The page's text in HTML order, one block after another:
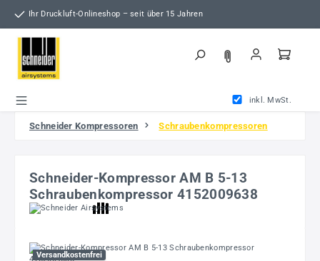
Zum Hauptinhalt springen
Ihr Druckluft-Onlineshop – seit über 15 Jahren
inkl. MwSt.
Schneider Kompressoren Schraubenkompressoren
Schneider-Kompressor AM B 5-13
Schraubenkompressor 4152009638
Bildergalerie überspringen
Versandkostenfrei